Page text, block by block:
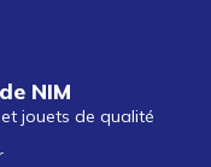
NIM
jouets de qualité